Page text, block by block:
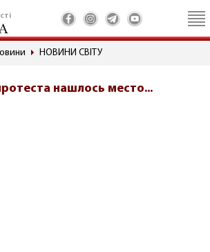
НОВИНИ СВІТУ
нашлось место...